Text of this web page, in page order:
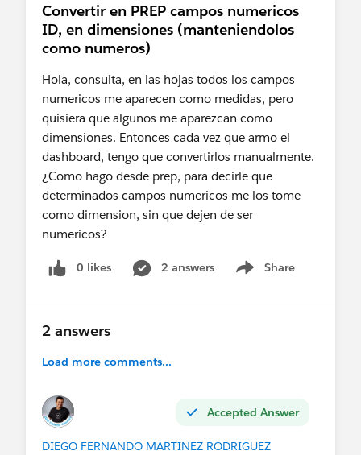
realizar un seguimiento de las preguntas
respondidas. Gracias.
Diego Martinez
Tableau Visionary and Forums Ambassador
Convertir en PREP campos numericos
ID, en dimensiones (manteniendolos
como numeros)
Hola, consulta, en las hojas todos los campos
numericos me aparecen como medidas, pero
quisiera que algunos me aparezcan como
dimensiones. Entonces cada vez que armo el
dashboard, tengo que convertirlos manualmente.
¿Como hago desde prep, para decirle que
determinados campos numericos me los tome
como dimension, sin que dejen de ser
numericos?
0 likes 2 answers Share
Show menu
2 answers
Load more comments...
Accepted Answer
DIEGO FERNANDO MARTINEZ RODRIGUEZ